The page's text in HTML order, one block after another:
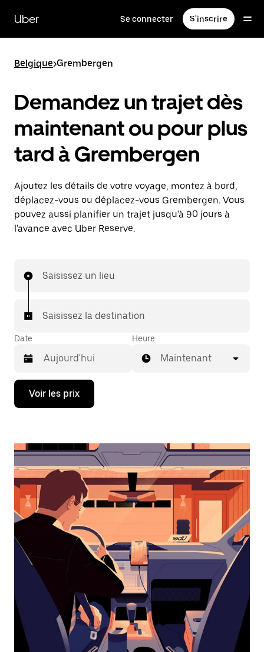
contenu
principal
Uber Se connecter S'inscrire
Belgique>Grembergen
Demandez un trajet dès
maintenant ou pour plus
tard à Grembergen
Ajoutez les détails de votre voyage, montez à bord,
déplacez-vous ou déplacez-vous Grembergen. Vous
pouvez aussi planifier un trajet jusqu'à 90 jours à
l'avance avec Uber Reserve.
Saisissez un lieu
Saisissez la destination
Date
Appuyez
la
bas
ouvrir
le
calendrier
sélectionner
une
date.
Appuyez
sur
touche
pour
fermer
le
calendrier.
Heure
Maintenant
Voir les prix